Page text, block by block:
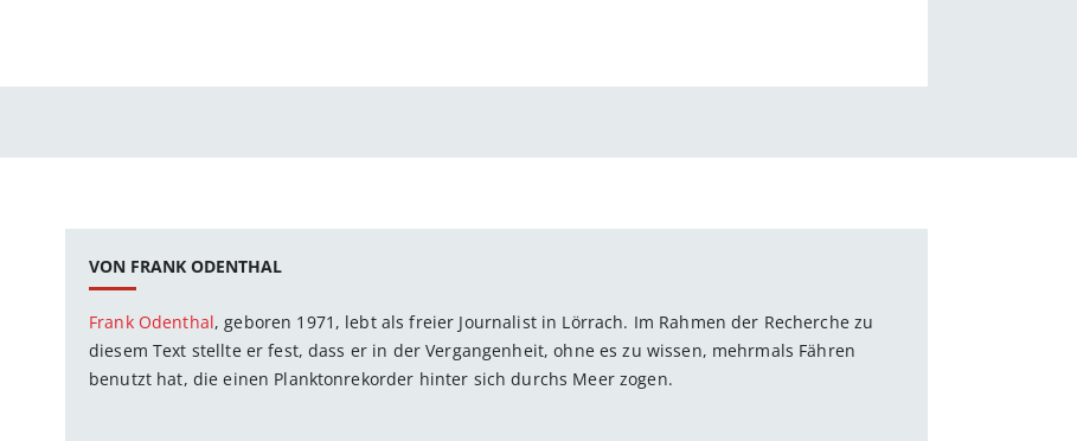
VON FRANK ODENTHAL
Frank Odenthal, geboren 1971, lebt als freier Journalist in Lörrach. Im Rahmen der Recherche zu
diesem Text stellte er fest, dass er in der Vergangenheit, ohne es zu wissen, mehrmals Fähren
benutzt hat, die einen Planktonrekorder hinter sich durchs Meer zogen.